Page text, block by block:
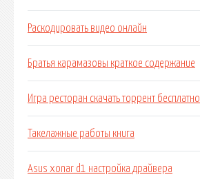
Раскодировать видео онлайн
Братья карамазовы краткое содержание
Игра ресторан скачать торрент бесплатно
Такелажные работы книга
Asus xonar d1 настройка драйвера